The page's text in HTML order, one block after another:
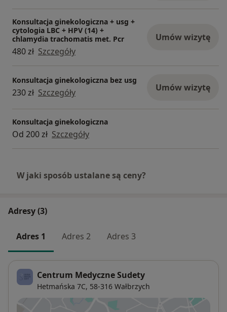
Konsultacja ginekologiczna + usg +
cytologia LBC + HPV (14) +
chlamydia trachomatis met. Pcr
480 zł Szczegóły
Umów wizytę
Konsultacja ginekologiczna bez usg
230 zł Szczegóły Umów wizytę
Konsultacja ginekologiczna
Od 200 zł Szczegóły
W jaki sposób ustalane są ceny?
Adresy (3)
Adres 1 Adres 2 Adres 3
Centrum Medyczne Sudety
Hetmańska 7C, 58-316 Wałbrzych